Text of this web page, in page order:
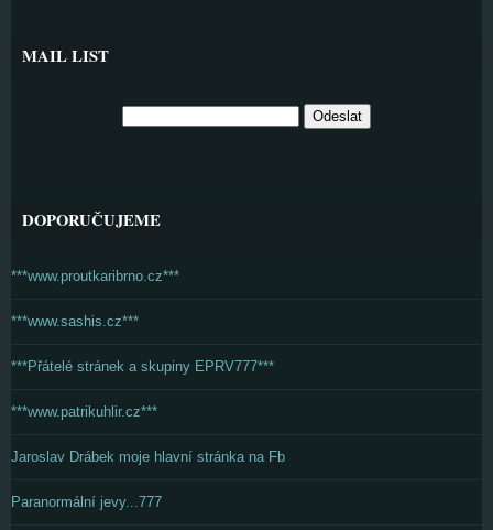
MAIL LIST
DOPORUČUJEME
***www.proutkaribrno.cz***
***www.sashis.cz***
***Přátelé stránek a skupiny EPRV777***
***www.patrikuhlir.cz***
Jaroslav Drábek moje hlavní stránka na Fb
Paranormální jevy...777